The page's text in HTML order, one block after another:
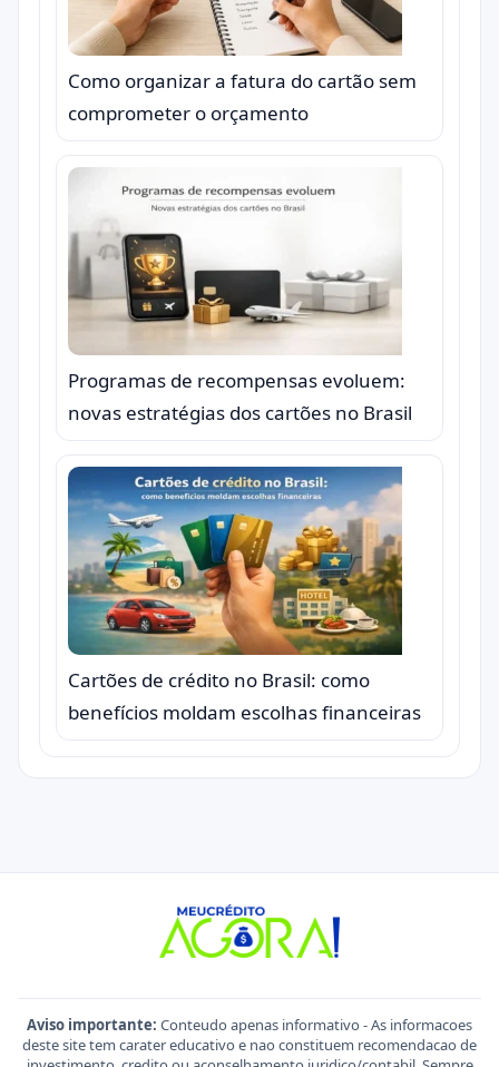
Como organizar a fatura do cartão sem
comprometer o orçamento
Programas de recompensas evoluem:
novas estratégias dos cartões no Brasil
Cartões de crédito no Brasil: como
benefícios moldam escolhas financeiras
Aviso importante: Conteudo apenas informativo - As informacoes
deste site tem carater educativo e nao constituem recomendacao de